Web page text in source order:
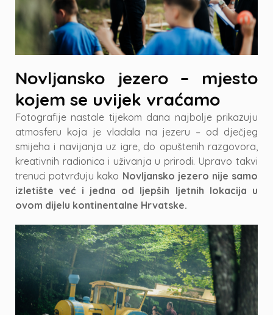
Novljansko jezero – mjesto
kojem se uvijek vraćamo
Fotografije nastale tijekom dana najbolje prikazuju
atmosferu koja je vladala na jezeru – od dječjeg
smijeha i navijanja uz igre, do opuštenih razgovora,
kreativnih radionica i uživanja u prirodi. Upravo takvi
trenuci potvrđuju kako Novljansko jezero nije samo
izletište već i jedna od ljepših ljetnih lokacija u
ovom dijelu kontinentalne Hrvatske.